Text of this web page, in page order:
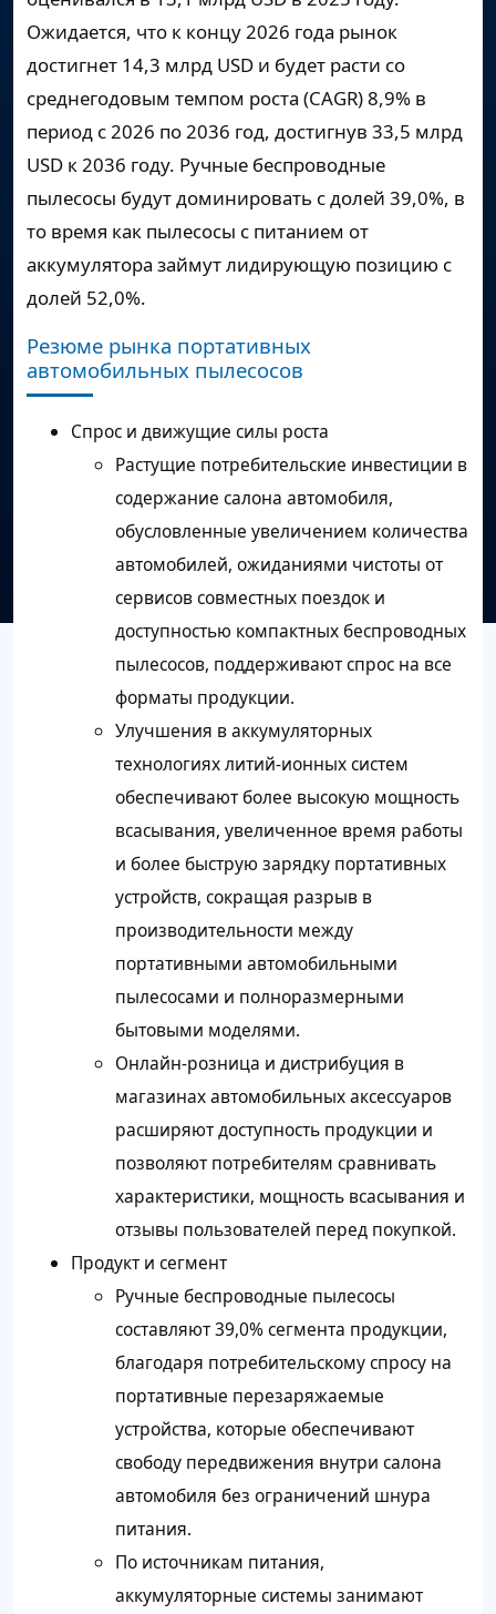
Ожидается, что к концу 2026 года рынок
достигнет 14,3 млрд USD и будет расти со
среднегодовым темпом роста (CAGR) 8,9% в
период с 2026 по 2036 год, достигнув 33,5 млрд
USD к 2036 году. Ручные беспроводные
пылесосы будут доминировать с долей 39,0%, в
то время как пылесосы с питанием от
аккумулятора займут лидирующую позицию с
долей 52,0%.
Резюме рынка портативных
автомобильных пылесосов
Спрос и движущие силы роста
Растущие потребительские инвестиции в
содержание салона автомобиля,
обусловленные увеличением количества
автомобилей, ожиданиями чистоты от
сервисов совместных поездок и
доступностью компактных беспроводных
пылесосов, поддерживают спрос на все
форматы продукции.
Улучшения в аккумуляторных
технологиях литий-ионных систем
обеспечивают более высокую мощность
всасывания, увеличенное время работы
и более быструю зарядку портативных
устройств, сокращая разрыв в
производительности между
портативными автомобильными
пылесосами и полноразмерными
бытовыми моделями.
Онлайн-розница и дистрибуция в
магазинах автомобильных аксессуаров
расширяют доступность продукции и
позволяют потребителям сравнивать
характеристики, мощность всасывания и
отзывы пользователей перед покупкой.
Продукт и сегмент
Ручные беспроводные пылесосы
составляют 39,0% сегмента продукции,
благодаря потребительскому спросу на
портативные перезаряжаемые
устройства, которые обеспечивают
свободу передвижения внутри салона
автомобиля без ограничений шнура
питания.
По источникам питания,
аккумуляторные системы занимают